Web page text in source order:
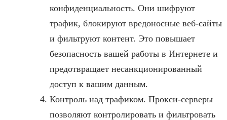
конфиденциальность. Они шифруют
трафик, блокируют вредоносные веб-сайты
и фильтруют контент. Это повышает
безопасность вашей работы в Интернете и
предотвращает несанкционированный
доступ к вашим данным.
Контроль над трафиком. Прокси-серверы
позволяют контролировать и фильтровать